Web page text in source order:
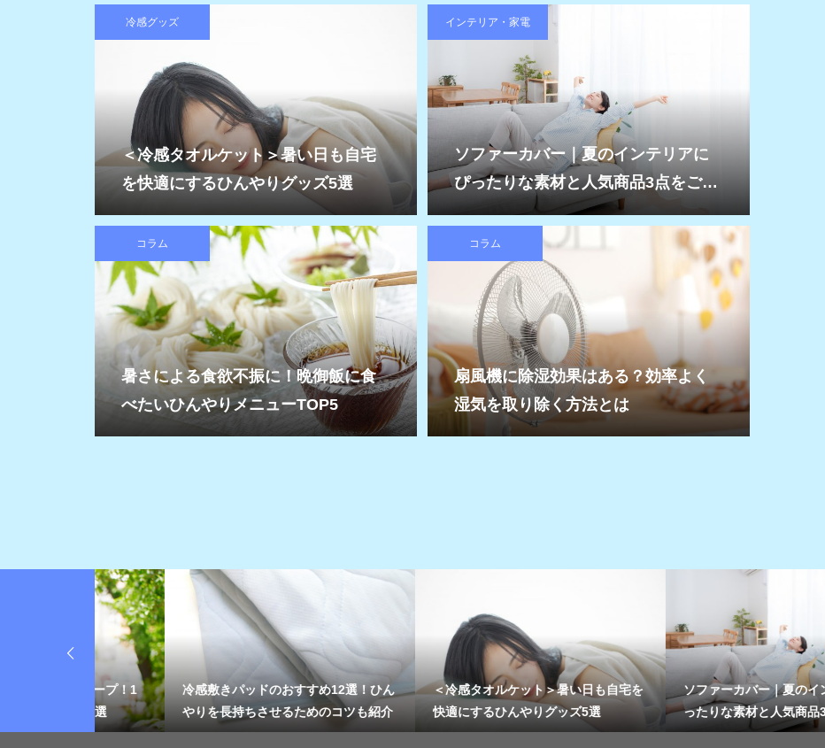
冷感グッズ
＜冷感タオルケット＞暑い日も自宅
を快適にするひんやりグッズ5選
インテリア・家電
ソファーカバー｜夏のインテリアに
ぴったりな素材と人気商品3点をご紹
介
コラム
暑さによる食欲不振に！晩御飯に食
べたいひんやりメニューTOP5
コラム
扇風機に除湿効果はある？効率よく
湿気を取り除く方法とは
冷感敷きパッドのおすすめ12選！ひん
やりを長持ちさせるためのコツも紹介
＜冷感タオルケット＞暑い日も自宅を
快適にするひんやりグッズ5選
ソファーカバー｜夏のインテリアにぴ
ったりな素材と人気商品3点をご紹介